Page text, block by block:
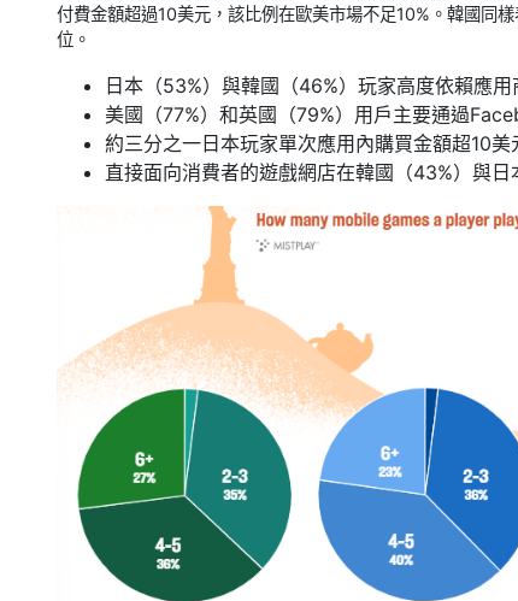
付費金額超過10美元，該比例在歐美市場不足10%。韓國同
位。
日本（53%）與韓國（46%）玩家高度依賴應用
美國（77%）和英國（79%）用戶主要通過
約三分之一日本玩家單次應用內購買金額超10美
直接面向消費者的遊戲網店在韓國（43%）與